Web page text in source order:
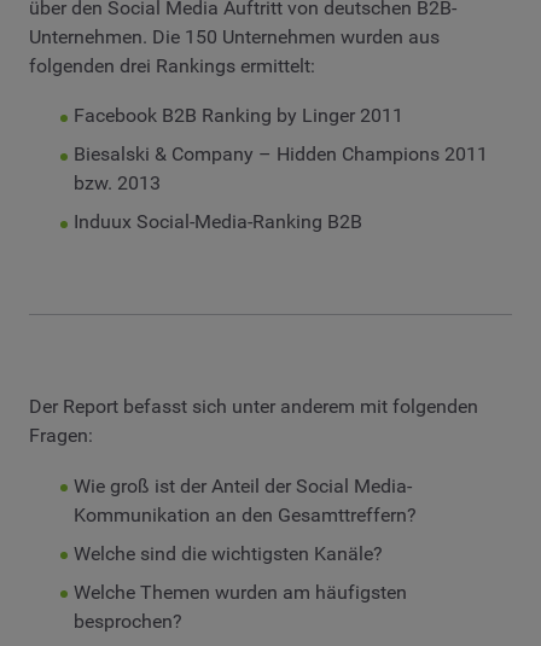
über den Social Media Auftritt von deutschen B2B-
Unternehmen. Die 150 Unternehmen wurden aus
folgenden drei Rankings ermittelt:
Facebook B2B Ranking by Linger 2011
Biesalski & Company – Hidden Champions 2011
bzw. 2013
Induux Social-Media-Ranking B2B
Der Report befasst sich unter anderem mit folgenden
Fragen:
Wie groß ist der Anteil der Social Media-
Kommunikation an den Gesamttreffern?
Welche sind die wichtigsten Kanäle?
Welche Themen wurden am häufigsten
besprochen?